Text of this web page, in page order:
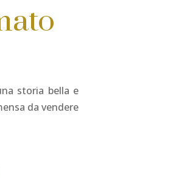
storia bella e
da vendere